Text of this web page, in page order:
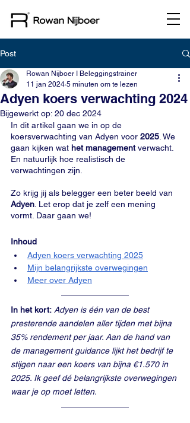
Post
Adyen koers verwachting 2024
Rowan Nijboer I Beleggingstrainer
11 jan 2024 5 minuten om te lezen
Bijgewerkt op: 20 dec 2024
In dit artikel gaan we in op de
koersverwachting van Adyen voor 2025 . We
gaan kijken wat het management verwacht.
En natuurlijk hoe realistisch de
verwachtingen zijn.
Zo krijg jij als belegger een beter beeld van
Adyen . Let erop dat je zelf een mening
vormt. Daar gaan we!
Inhoud
Adyen koers verwachting 2025
Mijn belangrijkste overwegingen
Meer over Adyen
In het kort: Adyen is één van de best
presterende aandelen aller tijden met bijna
35% rendement per jaar. Aan de hand van
de management guidance lijkt het bedrijf te
stijgen naar een koers van bijna €1.570 in
2025. Ik geef dé belangrijkste overwegingen
waar je op moet letten.